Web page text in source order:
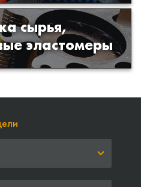
сырья,
эластомеры
для производства
из полиуретана